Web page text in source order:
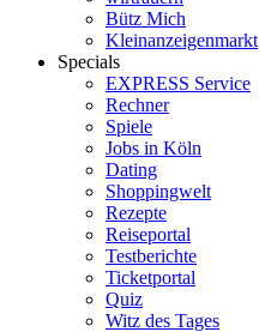
Bütz Mich
Kleinanzeigenmarkt
Specials
EXPRESS Service
Rechner
Spiele
Jobs in Köln
Dating
Shoppingwelt
Rezepte
Reiseportal
Testberichte
Ticketportal
Quiz
Witz des Tages